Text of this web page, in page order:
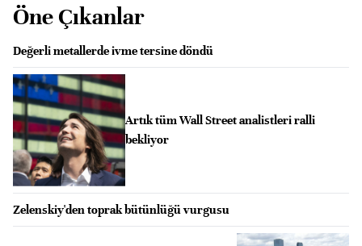
Öne Çıkanlar
Değerli metallerde ivme tersine döndü
Artık tüm Wall Street analistleri ralli
bekliyor
Zelenskiy'den toprak bütünlüğü vurgusu